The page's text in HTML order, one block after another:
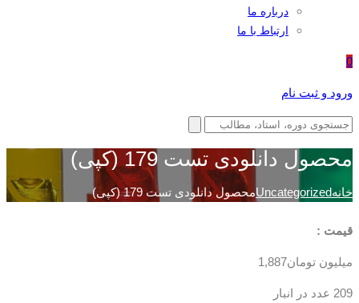
درباره ما
ارتباط با ما
0
ورود و ثبت نام
محصول دانلودی تست 179 (کپی)
خانهUncategorizedمحصول دانلودی تست 179 (کپی)
قیمت :
میلیون تومان1,887
209 عدد در انبار